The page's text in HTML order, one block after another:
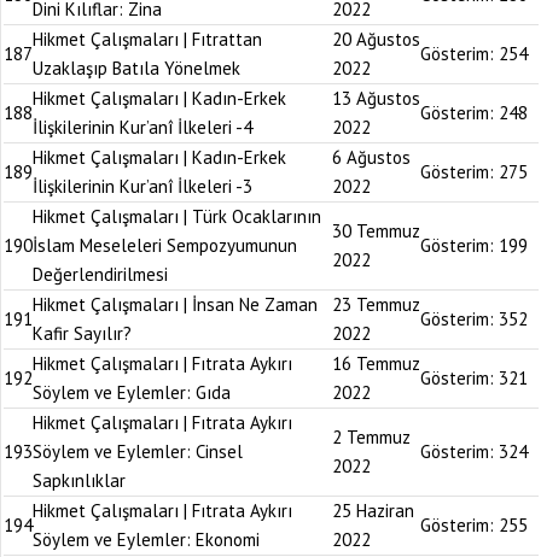
Dini Kılıflar: Zina 2022
187
Hikmet Çalışmaları | Fıtrattan
Uzaklaşıp Batıla Yönelmek
20 Ağustos
2022
Gösterim: 254
188
Hikmet Çalışmaları | Kadın-Erkek
İlişkilerinin Kur’anî İlkeleri -4
13 Ağustos
2022
Gösterim: 248
189
Hikmet Çalışmaları | Kadın-Erkek
İlişkilerinin Kur’anî İlkeleri -3
6 Ağustos
2022
Gösterim: 275
190
Hikmet Çalışmaları | Türk Ocaklarının
İslam Meseleleri Sempozyumunun
Değerlendirilmesi
30 Temmuz
2022
Gösterim: 199
191
Hikmet Çalışmaları | İnsan Ne Zaman
Kafir Sayılır?
23 Temmuz
2022
Gösterim: 352
192
Hikmet Çalışmaları | Fıtrata Aykırı
Söylem ve Eylemler: Gıda
16 Temmuz
2022
Gösterim: 321
193
Hikmet Çalışmaları | Fıtrata Aykırı
Söylem ve Eylemler: Cinsel
Sapkınlıklar
2 Temmuz
2022
Gösterim: 324
194
Hikmet Çalışmaları | Fıtrata Aykırı
Söylem ve Eylemler: Ekonomi
25 Haziran
2022
Gösterim: 255